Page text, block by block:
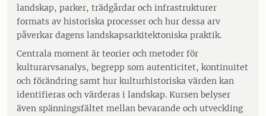
landskap, parker, trädgårdar och infrastrukturer
formats av historiska processer och hur dessa arv
påverkar dagens landskapsarkitektoniska praktik.
Centrala moment är teorier och metoder för
kulturarvsanalys, begrepp som autenticitet, kontinuitet
och förändring samt hur kulturhistoriska värden kan
identifieras och värderas i landskap. Kursen belyser
även spänningsfältet mellan bevarande och utveckling